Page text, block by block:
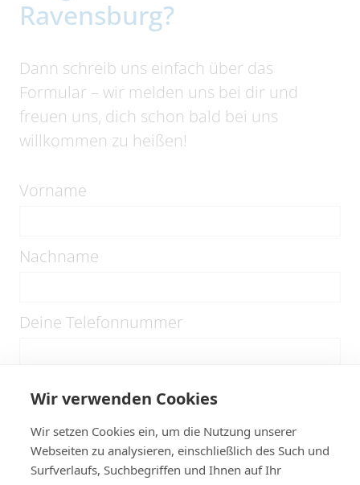
Wir verwenden Cookies
Wir setzen Cookies ein, um die Nutzung unserer
Webseiten zu analysieren, einschließlich des Such und
Surfverlaufs, Suchbegriffen und Ihnen auf Ihr
Ravensburg?
Dann schreib uns einfach über das
Formular – wir melden uns bei dir und
freuen uns, dich schon bald bei uns
willkommen zu heißen!
Vorname
Nachname
Deine Telefonnummer
Deine E-Mail-Adresse
Wer ist dein Notfallkontakt